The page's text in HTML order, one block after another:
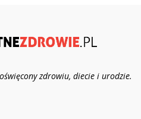
zdrowiu, diecie i urodzie.